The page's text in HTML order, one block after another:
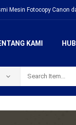
Mesin Fotocopy Canon
KAMI